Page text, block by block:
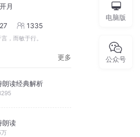
月
27 1335
，而敏于行。
更多
朗读经典解析
朗读
万
电脑版
公众号